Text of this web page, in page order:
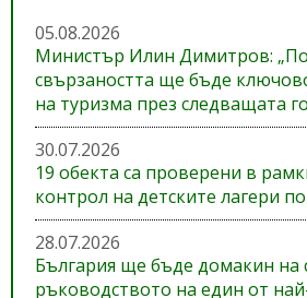
05.08.2026
Министър Илин Димитров:
свързаността ще бъде
на туризма през следващата
30.07.2026
19 обекта са проверени в
контрол на детските лагери
28.07.2026
България ще бъде домакин на
ръководството на един от